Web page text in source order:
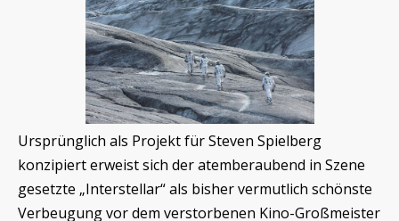
Ursprünglich als Projekt für Steven Spielberg
konzipiert erweist sich der atemberaubend in Szene
gesetzte „Interstellar“ als bisher vermutlich schönste
Verbeugung vor dem verstorbenen Kino-Großmeister